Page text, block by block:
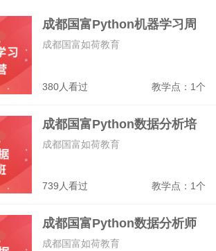
网站开发 网页设计 室内设计
成都国富Python机器学习周
末集训营
380人看过 教学点：1个
成都国富如荷教育
成都国富Python数据分析培
训班
739人看过 教学点：1个
成都国富如荷教育
成都国富Python数据分析师
集训班
成都国富如荷教育